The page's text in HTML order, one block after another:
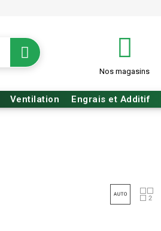
Nos magasins
Ventilation Engrais et Additif